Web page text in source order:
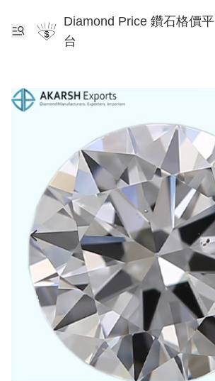
Diamond Price 鑽石格價平
台